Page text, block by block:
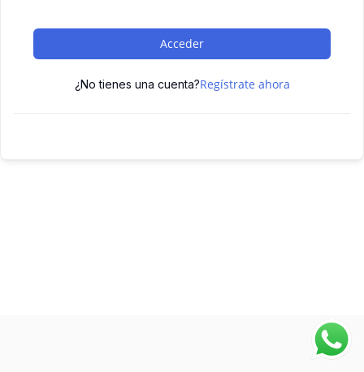
Acceder
¿No tienes una cuenta?Regístrate ahora